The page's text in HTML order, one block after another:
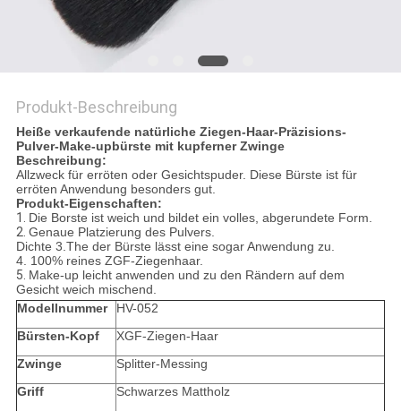
Produkt-Beschreibung
Heiße verkaufende natürliche Ziegen-Haar-Präzisions-
Pulver-Make-upbürste mit kupferner Zwinge
Beschreibung:
Allzweck für erröten oder Gesichtspuder. Diese Bürste ist für
erröten Anwendung besonders gut.
Produkt-Eigenschaften:
1. Die Borste ist weich und bildet ein volles, abgerundete Form.
2. Genaue Platzierung des Pulvers.
Dichte 3.The der Bürste lässt eine sogar Anwendung zu.
4. 100% reines ZGF-Ziegenhaar.
5. Make-up leicht anwenden und zu den Rändern auf dem
Gesicht weich mischend.
Modellnummer
HV-052
Bürsten-Kopf
XGF-Ziegen-Haar
Zwinge
Splitter-Messing
Griff
Schwarzes Mattholz